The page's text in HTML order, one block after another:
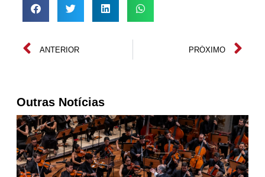
ANTERIOR PRÓXIMO
Outras Notícias